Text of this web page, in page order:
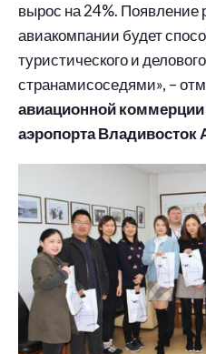
вырос на 24%. Появление
авиакомпании будет
туристического и
странамисоседями», –
авиационной
аэропорта Владивосток